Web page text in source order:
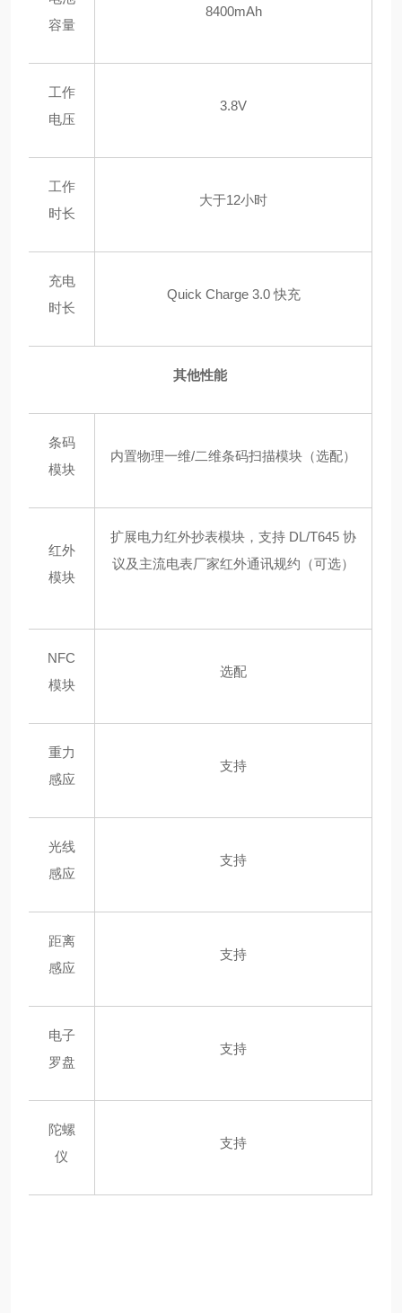
容量
8400mAh
工作
电压
3.8V
工作
时长
大于12小时
充电
时长
Quick Charge 3.0 快充
其他性能
条码
模块
内置物理一维/二维条码扫描模块（选配）
红外
模块
扩展电力红外抄表模块，支持 DL/T645 协
议及主流电表厂家红外通讯规约（可选）
NFC
模块
选配
重力
感应
支持
光线
感应
支持
距离
感应
支持
电子
罗盘
支持
陀螺
仪
支持